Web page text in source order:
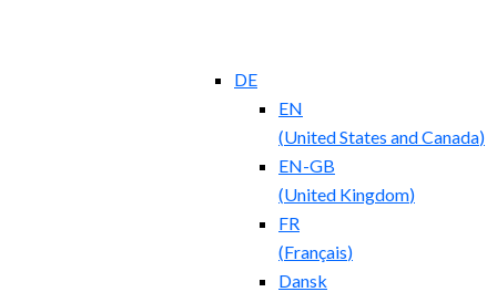
DE
EN
(United States and Canada)
EN-GB
(United Kingdom)
FR
(Français)
Dansk